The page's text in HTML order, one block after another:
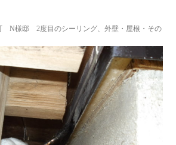
N様邸 2度目のシーリング、外壁・屋根・その